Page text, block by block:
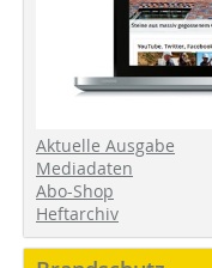
Aktuelle Ausgabe
Mediadaten
Abo-Shop
Heftarchiv